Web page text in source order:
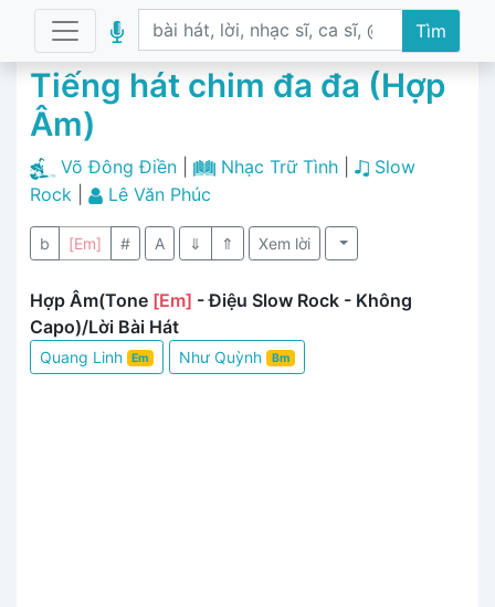
Tìm
Tiếng hát chim đa đa (Hợp
Âm)
Võ Đông Điền Nhạc Trữ Tình|
Slow
Rock
Lê Văn Phúc
b [Em] # A ⇓ ⇑ Xem lời
Hợp Âm(Tone [Em] - Điệu Slow Rock - Không
Capo)/Lời Bài Hát
Quang Linh Em Như Quỳnh Bm